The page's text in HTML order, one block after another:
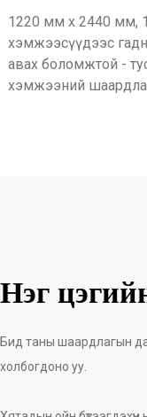
1220 мм x 2440 мм,
хэмжээсүүдээс
авах боломжтой -
хэмжээний
Нэг
Бид таны шаардлагын
холбогдоно уу.